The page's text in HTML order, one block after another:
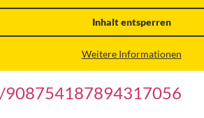
Inhalt entsperren
Weitere Informationen